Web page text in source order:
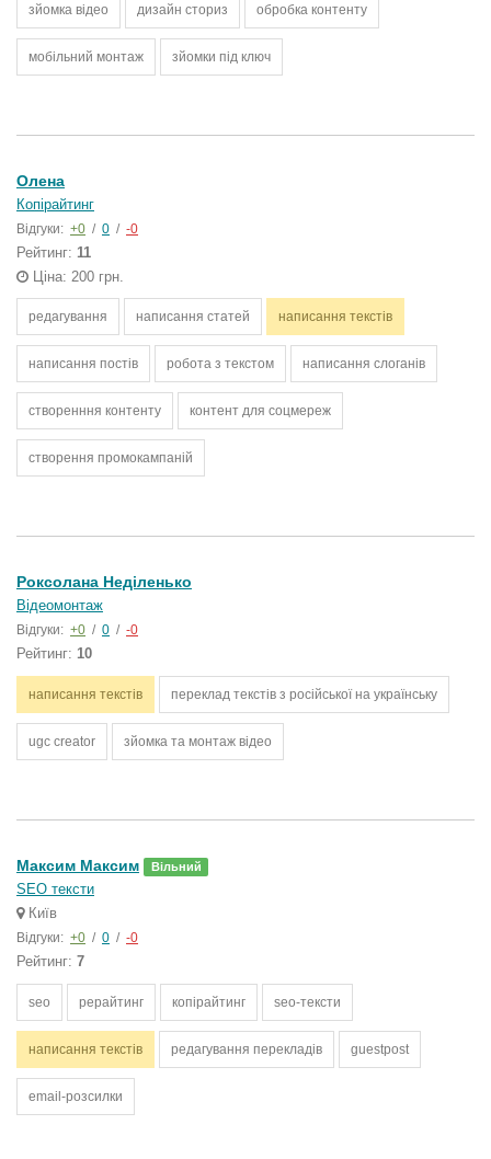
зйомка відео дизайн сториз обробка контенту
мобільний монтаж зйомки під ключ
Олена
Копірайтинг
Відгуки: +0 / 0 / -0
Рейтинг: 11
Ціна: 200 грн.
редагування написання статей написання текстів
написання постів робота з текстом написання слоганів
створенння контенту контент для соцмереж
створення промокампаній
Роксолана Неділенько
Відеомонтаж
Відгуки: +0 / 0 / -0
Рейтинг: 10
написання текстів переклад текстів з російської на українську
ugc creator зйомка та монтаж відео
Максим Максим Вільний
SEO тексти
Київ
Відгуки: +0 / 0 / -0
Рейтинг: 7
seo рерайтинг копірайтинг seo-тексти
написання текстів редагування перекладів guestpost
email-розсилки